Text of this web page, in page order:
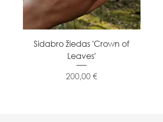
Sidabro žiedas 'Crown of
Leaves'
Kaina
200,00 €